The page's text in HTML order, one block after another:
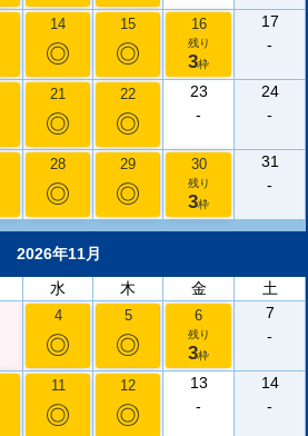
14
◎
15
◎
16
残り
3枠
17
-
21
◎
22
◎
23
-
24
-
28
◎
29
◎
30
残り
3枠
31
-
2026年11月
水 木 金
土
4
◎
5
◎
6
残り
3枠
7
-
11
◎
12
◎
13
-
14
-